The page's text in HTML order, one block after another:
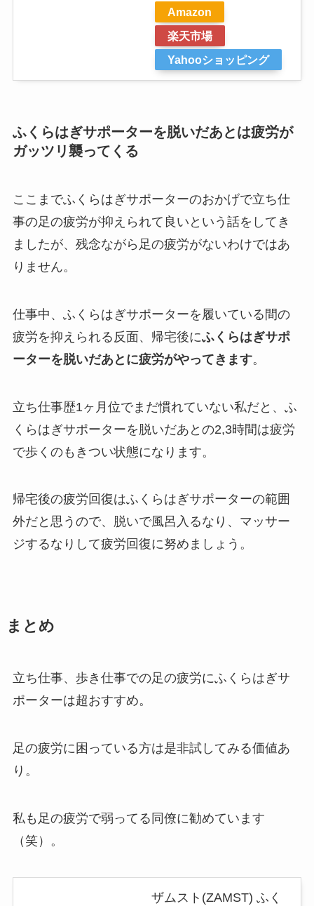
Amazon
楽天市場
Yahooショッピング
ふくらはぎサポーターを脱いだあとは疲労が
ガッツリ襲ってくる
ここまでふくらはぎサポーターのおかげで立ち仕
事の足の疲労が抑えられて良いという話をしてき
ましたが、残念ながら足の疲労がないわけではあ
りません。
仕事中、ふくらはぎサポーターを履いている間の
疲労を抑えられる反面、帰宅後にふくらはぎサポ
ーターを脱いだあとに疲労がやってきます。
立ち仕事歴1ヶ月位でまだ慣れていない私だと、ふ
くらはぎサポーターを脱いだあとの2,3時間は疲労
で歩くのもきつい状態になります。
帰宅後の疲労回復はふくらはぎサポーターの範囲
外だと思うので、脱いで風呂入るなり、マッサー
ジするなりして疲労回復に努めましょう。
まとめ
立ち仕事、歩き仕事での足の疲労にふくらはぎサ
ポーターは超おすすめ。
足の疲労に困っている方は是非試してみる価値あ
り。
私も足の疲労で弱ってる同僚に勧めています
（笑）。
ザムスト(ZAMST) ふく